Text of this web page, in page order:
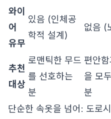
와이
어
유무
있음 (인체공
학적 설계)
없음 (
추천
대상
로맨틱한 무드
를 선호하는
분
편안
을 모
분
단순한 속옷을 넘어: 도로